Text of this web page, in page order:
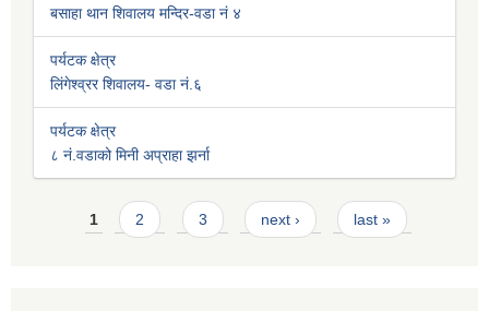
बसाहा थान शिवालय मन्दिर-वडा नं ४
पर्यटक क्षेत्र
लिंगेश्व्रर शिवालय- वडा नं.६
पर्यटक क्षेत्र
८ नं.वडाको मिनी अप्राहा झर्ना
Pages
1 2 3 next › last »